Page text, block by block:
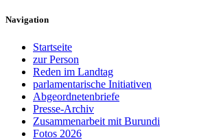
Navigation
Startseite
zur Person
Reden im Landtag
parlamentarische Initiativen
Abgeordnetenbriefe
Presse-Archiv
Zusammenarbeit mit Burundi
Fotos 2026